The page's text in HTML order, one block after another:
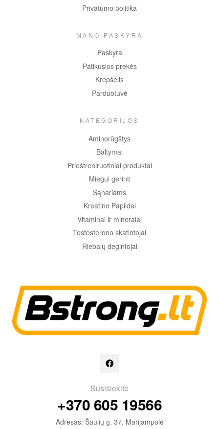
Susisiekite
+370 605 19566
Adresas: Šaulių g. 37, Marijampolė
Privatumo politika
MANO PASKYRA
Paskyra
Patikusios prekės
Krepšelis
Parduotuvė
KATEGORIJOS
Aminorūgštys
Baltymai
Prieštreniruotiniai produktai
Miegui gerinti
Sąnariams
Kreatino Papildai
Vitaminai ir mineralai
Testosterono skatintojai
Riebalų degintojai